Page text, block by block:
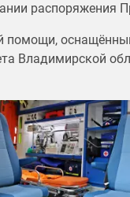
распоряжения
помощи,
Владимирской